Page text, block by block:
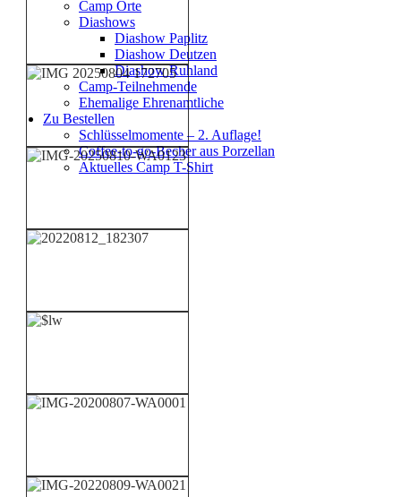
Camp Orte
Diashows
Diashow Paplitz
Diashow Deutzen
Diashow Ruhland
Camp-Teilnehmende
Ehemalige Ehrenamtliche
Zu Bestellen
Schlüsselmomente – 2. Auflage!
Coffee-to-go-Becher aus Porzellan
Aktuelles Camp T-Shirt